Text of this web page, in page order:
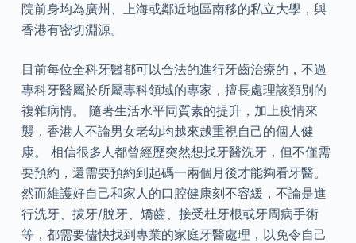
院前身均為廣州、上海或鄰近地區南移的私立大學，與
香港有密切淵源。
目前每位全科牙醫都可以合法的進行牙齒治療的，不過
專科牙醫屬於所屬專科領域的專家，擅長處理該類別的
複雜病情。 隨著生活水平同質素的提升，加上疫情來
襲，香港人不論男女老幼均越來越重視自己的個人健
康。 相信很多人都曾經歷突然想找牙醫洗牙，但不僅需
要預約，還需要預約到起碼一兩個月後才能夠看牙醫。
然而維護好自己和家人的口腔健康刻不容緩，不論是進
行洗牙、拔牙/脫牙、矯齒、接受杜牙根或牙周病手術
等，都需要儘快找到專業的家庭牙醫處理，以免令自己